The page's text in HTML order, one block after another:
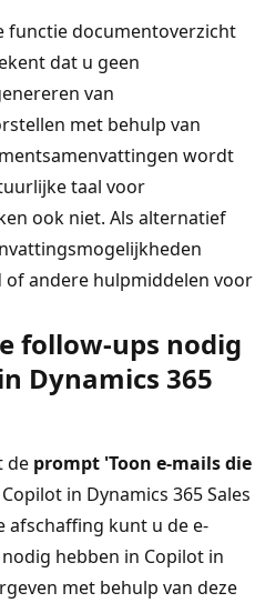
functie documentoverzicht
dat u geen
van
met behulp van
wordt
taal voor
ook niet. Als alternatief
andere hulpmiddelen voor
follow-ups nodig
Dynamics 365
de prompt 'Toon e-mails die
in Dynamics 365 Sales
afschaffing kunt u de e-
hebben in Copilot in
met behulp van deze